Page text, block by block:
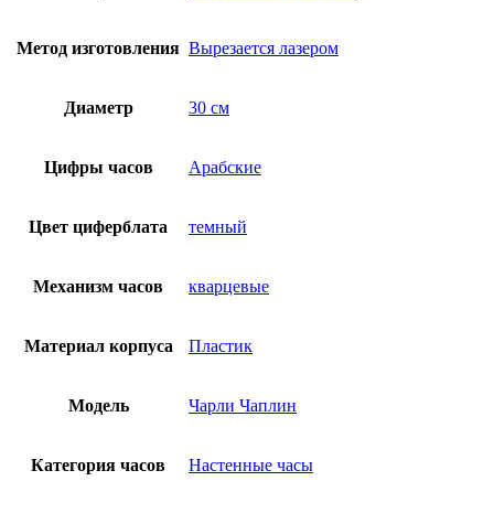
Метод изготовления Вырезается лазером
Диаметр 30 см
Цифры часов Арабские
Цвет циферблата темный
Механизм часов кварцевые
Материал корпуса Пластик
Модель Чарли Чаплин
Категория часов Настенные часы